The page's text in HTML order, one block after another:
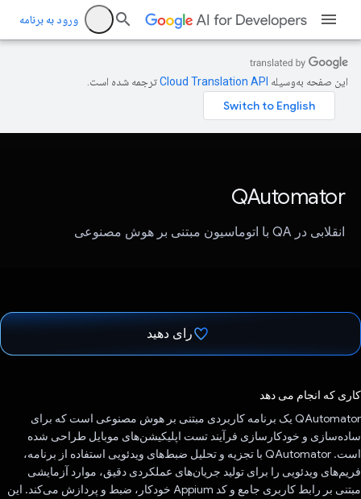
ورود به برنامه
این صفحه به‌وسیله ترجمه شده است.
QAutomator
انقلابی در QA با اتوماسیون مبتنی بر هوش مصنوعی
رای دهید
کاری که انجام می دهد
QAutomator یک برنامه کاربردی مبتنی بر هوش مصنوعی است که برای
ساده‌سازی و خودکارسازی فرآیند تست اپلیکیشن‌های موبایل طراحی شده
است. QAutomator با تجزیه و تحلیل ضبط‌های ویدئویی استفاده از برنامه،
فریم‌های ویدئویی را برای تولید جریان‌های عملکردی دقیق، موارد آزمایشی
مبتنی بر رابط کاربری جامع و کد Appium خودکار، ضبط و پردازش می‌کند. این